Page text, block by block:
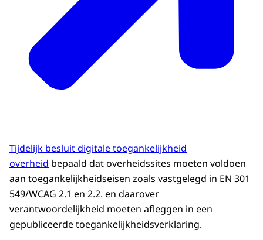
Tijdelijk besluit digitale toegankelijkheid
overheid bepaald dat overheidssites moeten voldoen
aan toegankelijkheidseisen zoals vastgelegd in EN 301
549/WCAG 2.1 en 2.2. en daarover
verantwoordelijkheid moeten afleggen in een
gepubliceerde toegankelijkheidsverklaring.